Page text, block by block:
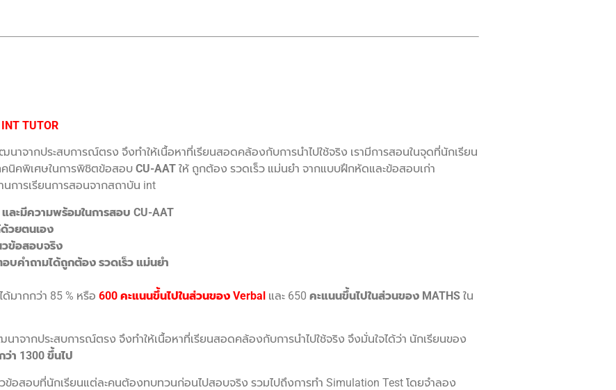
TUTOR
าจากประสบการณ์ตรง จึงทำให้เนื้อหาที่เรียนสอดคล้องกับการนำไปใช้จริง เรามีการสอนในจุดที่นักเรียน
ทคนิคพิเศษในการพิชิตข้อสอบ CU-AAT ให้ ถูกต้อง รวดเร็ว แม่นยำ จากแบบฝึกหัดและข้อสอบเก่า
นการเรียนการสอนจากสถาบัน int
และมีความพร้อมในการสอบ CU-AAT
ด้วยตนเอง
ข้อสอบจริง
อบคำถามได้ถูกต้อง รวดเร็ว แม่นยำ
มากกว่า 85 % หรือ 600 คะแนนขึ้นไปในส่วนของ Verbal และ 650 คะแนนขึ้นไปในส่วนของ MATHS ใน
าจากประสบการณ์ตรง จึงทำให้เนื้อหาที่เรียนสอดคล้องกับการนำไปใช้จริง จึงมั่นใจได้ว่า นักเรียนของ
ว่า 1300 ขึ้นไป
ข้อสอบที่นักเรียนแต่ละคนต้องทบทวนก่อนไปสอบจริง รวมไปถึงการทำ Simulation Test โดยจำลอง